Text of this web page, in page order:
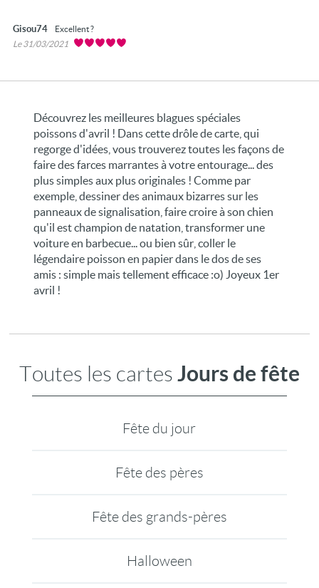
Gisou74
Excellent ?
Le 31/03/2021
Découvrez les meilleures blagues spéciales
poissons d'avril ! Dans cette drôle de carte, qui
regorge d'idées, vous trouverez toutes les façons de
faire des farces marrantes à votre entourage... des
plus simples aux plus originales ! Comme par
exemple, dessiner des animaux bizarres sur les
panneaux de signalisation, faire croire à son chien
qu'il est champion de natation, transformer une
voiture en barbecue... ou bien sûr, coller le
légendaire poisson en papier dans le dos de ses
amis : simple mais tellement efficace :o) Joyeux 1er
avril !
Toutes les cartes Jours de fête
Fête du jour
Fête des pères
Fête des grands-pères
Halloween